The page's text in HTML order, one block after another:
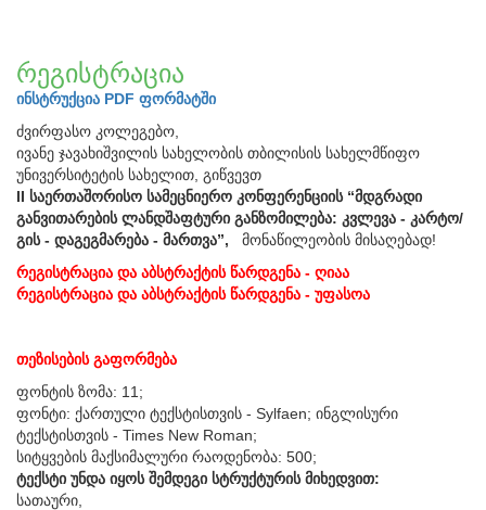
რეგისტრაცია
ინსტრუქცია PDF ფორმატში
ძვირფასო კოლეგებო,
ივანე ჯავახიშვილის სახელობის თბილისის სახელმწიფო
უნივერსიტეტის სახელით, გიწვევთ
II საერთაშორისო სამეცნიერო კონფერენციის “მდგრადი
განვითარების ლანდშაფტური განზომილება: კვლევა - კარტო/
გის - დაგეგმარება - მართვა”,
მონაწილეობის მისაღებად!
რეგისტრაცია და აბსტრაქტის წარდგენა - ღიაა
რეგისტრაცია და აბსტრაქტის წარდგენა - უფასოა
თეზისების გაფორმება
ფონტის ზომა: 11;
ფონტი: ქართული ტექსტისთვის - Sylfaen; ინგლისური
ტექსტისთვის - Times New Roman;
სიტყვების მაქსიმალური რაოდენობა: 500;
ტექსტი უნდა იყოს შემდეგი სტრუქტურის მიხედვით:
სათაური,